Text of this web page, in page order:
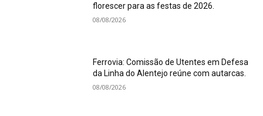
florescer para as festas de 2026.
08/08/2026
Ferrovia: Comissão de Utentes em Defesa
da Linha do Alentejo reúne com autarcas.
08/08/2026